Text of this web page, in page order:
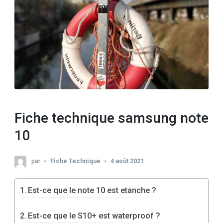
Fiche technique samsung note
10
par Fiche Technique 4 août 2021
Est-ce que le note 10 est etanche ?
Est-ce que le S10+ est waterproof ?